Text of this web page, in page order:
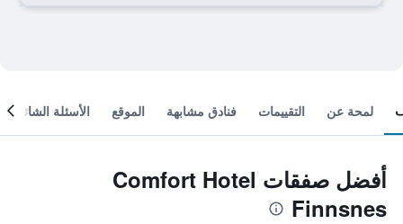
لمحة عن التقييمات فنادق مشابهة الموقع الأسئلة الشائعة
أفضل صفقات Comfort Hotel
Finnsnes